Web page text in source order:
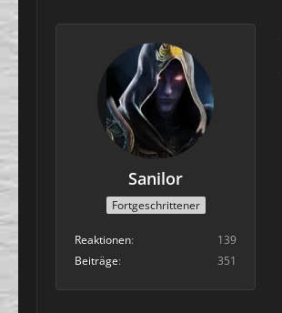
Sanilor
Fortgeschrittener
Reaktionen
139
Beiträge
351